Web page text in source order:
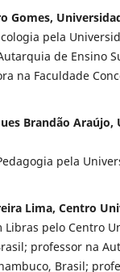
Gomes,
pela
de Ensino
na Faculdade
Brandão Araújo,
pela
Lima, Centro
Libras pelo Centro
professor na
Brasil;